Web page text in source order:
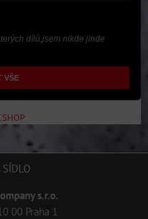
dílů,jsem nikde jinde
VŠE
SÍDLO
s.r.o.
00 Praha 1